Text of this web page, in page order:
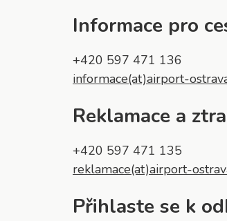
Informace pro
+420 597 471 136
informace(at)airport-
Reklamace a
+420 597 471 135
reklamace(at)airport-
Přihlaste se k